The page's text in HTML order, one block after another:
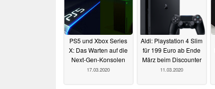
PS5 und Xbox Series
X: Das Warten auf die
Next-Gen-Konsolen
17.03.2020
Aldi: Playstation 4 Slim
für 199 Euro ab Ende
März beim Discounter
11.03.2020